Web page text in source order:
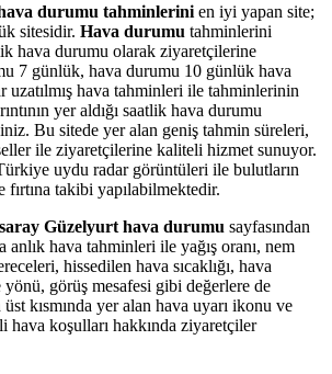
durumu tahminlerini en iyi yapan site;
sitesidir. Hava durumu tahminlerini
hava durumu olarak ziyaretçilerine
7 günlük, hava durumu 10 günlük hava
uzatılmış hava tahminleri ile tahminlerinin
yer aldığı saatlik hava durumu
Bu sitede yer alan geniş tahmin süreleri,
ile ziyaretçilerine kaliteli hizmet sunuyor.
uydu radar görüntüleri ile bulutların
fırtına takibi yapılabilmektedir.
Güzelyurt hava durumu sayfasından
anlık hava tahminleri ile yağış oranı, nem
hissedilen hava sıcaklığı, hava
yönü, görüş mesafesi gibi değerlere de
kısmında yer alan hava uyarı ikonu ve
hava koşulları hakkında ziyaretçiler